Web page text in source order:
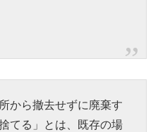
から撤去せずに廃棄す
てる」とは、既存の場